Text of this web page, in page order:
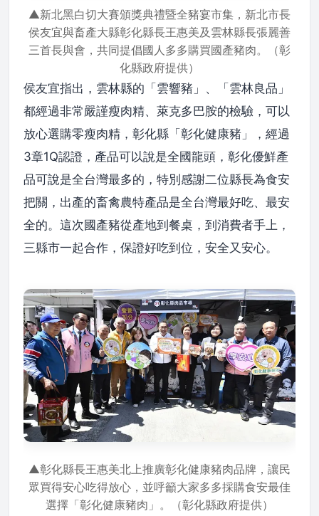
▲新北黑白切大賽頒獎典禮暨全豬宴市集，新北市長
侯友宜與畜產大縣彰化縣長王惠美及雲林縣長張麗善
三首長與會，共同提倡國人多多購買國產豬肉。（彰
化縣政府提供）
侯友宜指出，雲林縣的「雲響豬」、「雲林良品」
都經過非常嚴謹瘦肉精、萊克多巴胺的檢驗，可以
放心選購零瘦肉精，彰化縣「彰化健康豬」，經過
3章1Q認證，產品可以說是全國龍頭，彰化優鮮產
品可說是全台灣最多的，特別感謝二位縣長為食安
把關，出產的畜禽農特產品是全台灣最好吃、最安
全的。這次國產豬從產地到餐桌，到消費者手上，
三縣市一起合作，保證好吃到位，安全又安心。
▲彰化縣長王惠美北上推廣彰化健康豬肉品牌，讓民
眾買得安心吃得放心，並呼籲大家多多採購食安最佳
選擇「彰化健康豬肉」。（彰化縣政府提供）